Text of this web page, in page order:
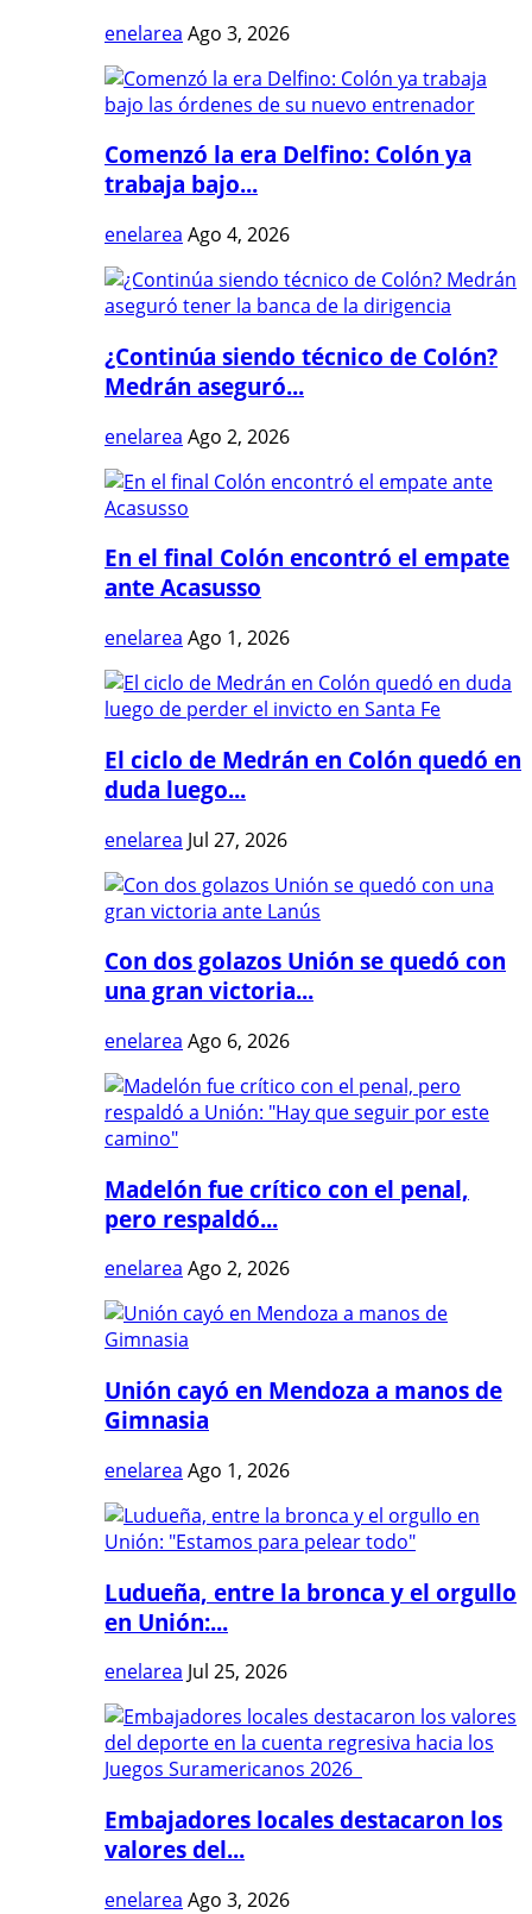
enelarea Ago 3, 2026
Comenzó la era Delfino: Colón ya
trabaja bajo...
enelarea Ago 4, 2026
¿Continúa siendo técnico de Colón?
Medrán aseguró...
enelarea Ago 2, 2026
En el final Colón encontró el empate
ante Acasusso
enelarea Ago 1, 2026
El ciclo de Medrán en Colón quedó en
duda luego...
enelarea Jul 27, 2026
Con dos golazos Unión se quedó con
una gran victoria...
enelarea Ago 6, 2026
Madelón fue crítico con el penal,
pero respaldó...
enelarea Ago 2, 2026
Unión cayó en Mendoza a manos de
Gimnasia
enelarea Ago 1, 2026
Ludueña, entre la bronca y el orgullo
en Unión:...
enelarea Jul 25, 2026
Embajadores locales destacaron los
valores del...
enelarea Ago 3, 2026